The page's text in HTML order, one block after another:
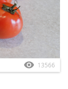
13566